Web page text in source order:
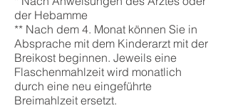
der Hebamme
** Nach dem 4. Monat können Sie in
Absprache mit dem Kinderarzt mit der
Breikost beginnen. Jeweils eine
Flaschenmahlzeit wird monatlich
durch eine neu eingeführte
Breimahlzeit ersetzt.